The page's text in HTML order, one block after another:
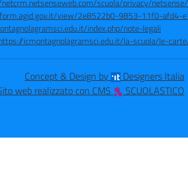
scuola/privacy/
view/2e8522b0-9853-11f0-afd4-
index.php/note-legali
icmontagnolagramsci.edu.it/la-scuola/le-
Concept & Design by
Designers Italia
web realizzato con CMS
SCUOLASTICO